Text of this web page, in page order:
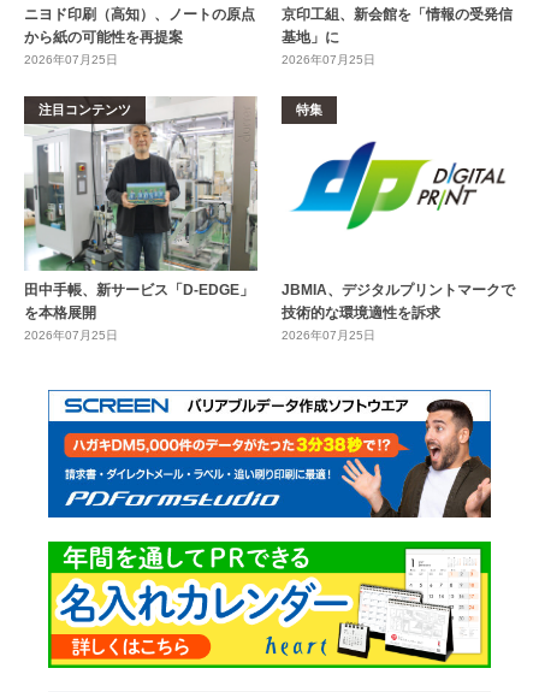
ニヨド印刷（高知）、ノートの原点
から紙の可能性を再提案
2026年07月25日
京印工組、新会館を「情報の受発信
基地」に
2026年07月25日
注目コンテンツ
田中手帳、新サービス「D-EDGE」
を本格展開
2026年07月25日
特集
JBMIA、デジタルプリントマークで
技術的な環境適性を訴求
2026年07月25日